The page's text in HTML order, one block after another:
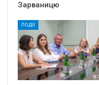
Зарваницю
ПОДІЇ